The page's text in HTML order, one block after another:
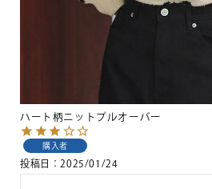
ハート柄ニットプルオーバー
購入者
投稿日 2025/01/24